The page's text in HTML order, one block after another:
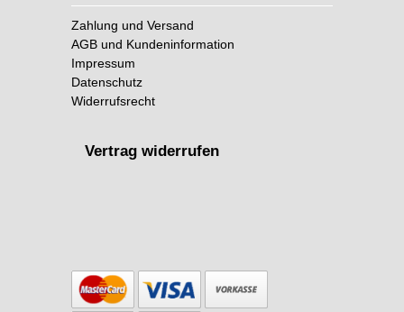
Zahlung und Versand
AGB und Kundeninformation
Impressum
Datenschutz
Widerrufsrecht
Vertrag widerrufen